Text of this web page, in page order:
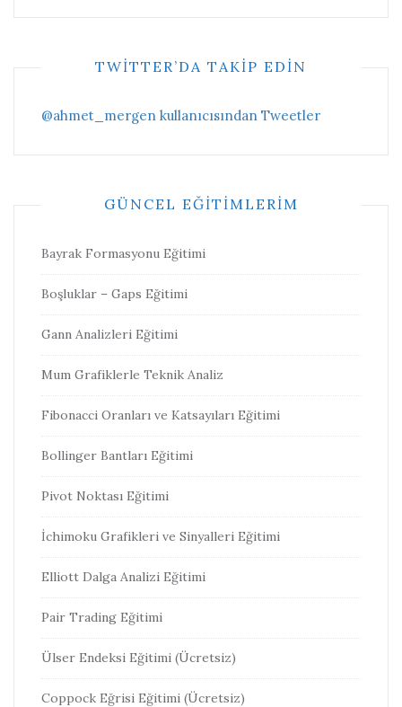
TWITTER’DA TAKIP EDIN
@ahmet_mergen kullanıcısından Tweetler
GÜNCEL EĞITIMLERIM
Bayrak Formasyonu Eğitimi
Boşluklar – Gaps Eğitimi
Gann Analizleri Eğitimi
Mum Grafiklerle Teknik Analiz
Fibonacci Oranları ve Katsayıları Eğitimi
Bollinger Bantları Eğitimi
Pivot Noktası Eğitimi
İchimoku Grafikleri ve Sinyalleri Eğitimi
Elliott Dalga Analizi Eğitimi
Pair Trading Eğitimi
Ülser Endeksi Eğitimi (Ücretsiz)
Coppock Eğrisi Eğitimi (Ücretsiz)